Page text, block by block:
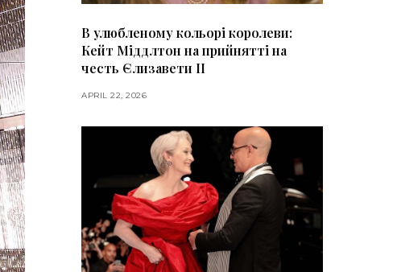
В улюбленому кольорі королеви:
Кейт Міддлтон на прийнятті на
честь Єлизавети II
APRIL 22, 2026